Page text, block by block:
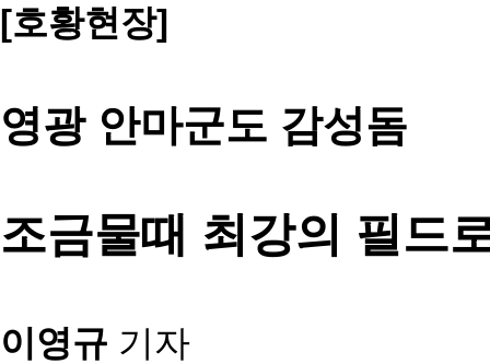
[호황현장]
영광 안마군도 감성돔
조금물때 최강의 필드
이영규 기자